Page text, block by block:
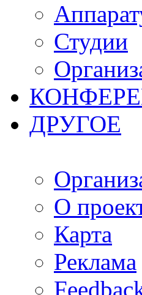
Студии
ДРУГОЕ
О
Карта
Реклама